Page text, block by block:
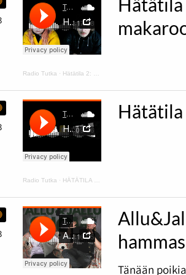
Radio Tutka · Hätätila 2: kurpitsakeittoa ja makaroonimössöä
Radio Tutka · HÄTÄTILA podcast 1
Hätätila
Tänään